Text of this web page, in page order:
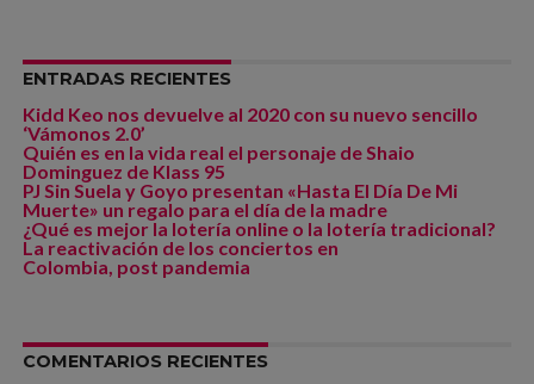
ENTRADAS RECIENTES
Kidd Keo nos devuelve al 2020 con su nuevo sencillo
‘Vámonos 2.0’
Quién es en la vida real el personaje de Shaio
Dominguez de Klass 95
PJ Sin Suela y Goyo presentan «Hasta El Día De Mi
Muerte» un regalo para el día de la madre
¿Qué es mejor la lotería online o la lotería tradicional?
La reactivación de los conciertos en
Colombia, post pandemia
COMENTARIOS RECIENTES